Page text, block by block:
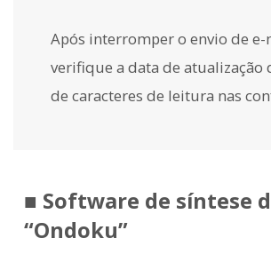
Após interromper o envio de e-
verifique a data de atualização
de caracteres de leitura nas
■ Software de síntese
“Ondoku”